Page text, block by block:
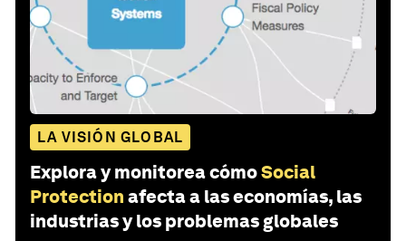
LA VISIÓN GLOBAL
Explora y monitorea cómoSocial
Protection afecta a las economías, las
industrias y los problemas globales